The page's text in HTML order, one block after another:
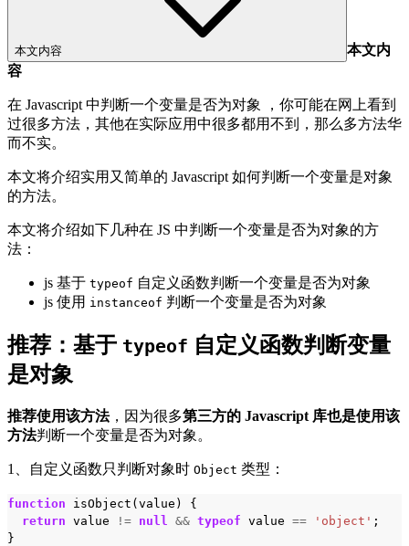
本文内容
本文内
容
在 Javascript 中判断一个变量是否为对象 ，你可能在网上看到
过很多方法，其他在实际应用中很多都用不到，那么多方法华
而不实。
本文将介绍实用又简单的 Javascript 如何判断一个变量是对象
的方法。
本文将介绍如下几种在 JS 中判断一个变量是否为对象的方
法：
js 基于 typeof 自定义函数判断一个变量是否为对象
js 使用 instanceof 判断一个变量是否为对象
推荐：基于 typeof 自定义函数判断变量
是对象
推荐使用该方法，因为很多第三方的 Javascript 库也是使用该
方法判断一个变量是否为对象。
1、自定义函数只判断对象时 Object 类型：
function isObject (value )
{
return value != null && typeof value == 'object' ;
}